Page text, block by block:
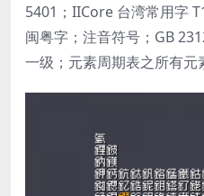
5401；IICore 台湾常用字
闽粤字；注音符号；GB
一级；元素周期表之所有元